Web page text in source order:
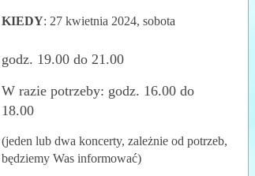
KIEDY: 27 kwietnia 2024, sobota
godz. 19.00 do 21.00
W razie potrzeby: godz. 16.00 do
18.00
(jeden lub dwa koncerty, zależnie od potrzeb,
będziemy Was informować)